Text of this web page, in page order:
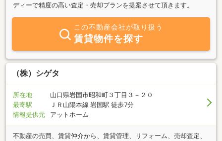
ディーで精度の高い査定・売却プランを提案させて頂きます。
この不動産会社が取り扱う
賃貸物件を探す
（株）シゲタ
所在地
山口県岩国市昭和町３丁目３－２０
最寄駅
ＪＲ山陽本線 岩国駅 徒歩7分
情報提供元
アットホーム
不動産の売買、賃貸仲介から、賃貸管理、リフォーム、売却査定、